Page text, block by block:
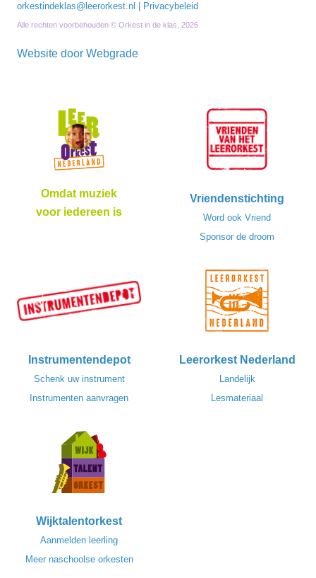
Omdat muziek
voor iedereen is
Vriendenstichting
Word ook Vriend
Sponsor de droom
Instrumentendepot
Schenk uw instrument
Instrumenten aanvragen
Leerorkest Nederland
Landelijk
Lesmateriaal
Wijktalentorkest
Aanmelden leerling
Meer naschoolse orkesten
orkestindeklas@leerorkest.nl
Privacybeleid
Alle rechten voorbehouden © Orkest in de klas, 2026
Website door Webgrade